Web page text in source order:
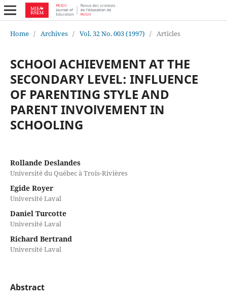
Home / Archives / Vol. 32 No. 003 (1997) / Articles
SCHOOl ACHIEVEMENT AT THE
SECONDARY LEVEL: INFLUENCE
OF PARENTING STYLE AND
PARENT INVOlVEMENT IN
SCHOOLING
Rollande Deslandes
Université du Québec à Trois-Rivières
Egide Royer
Université Laval
Daniel Turcotte
Université Laval
Richard Bertrand
Université Laval
Abstract